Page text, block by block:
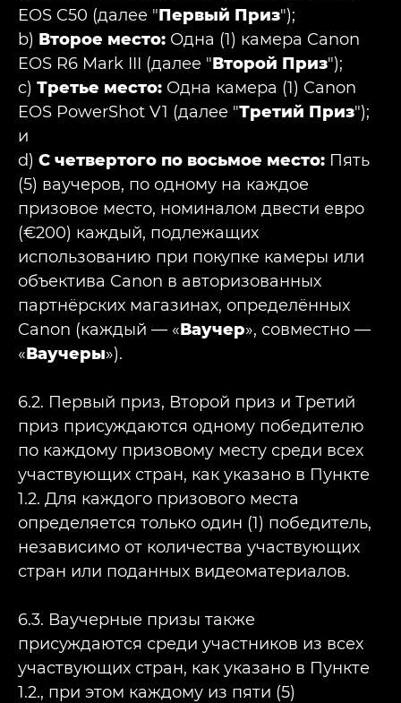
EOS C50 (далее "Первый Приз");
b) Второе место: Одна (1) камера Canon
EOS R6 Mark III (далее "Второй Приз");
c) Третье место: Одна камера (1) Canon
EOS PowerShot V1 (далее "Третий Приз");
и
d) С четвертого по восьмое место: Пять
(5) ваучеров, по одному на каждое
призовое место, номиналом двести евро
(€200) каждый, подлежащих
использованию при покупке камеры или
объектива Canon в авторизованных
партнёрских магазинах, определённых
Canon (каждый — «Ваучер», совместно —
«Ваучеры»).
6.2. Первый приз, Второй приз и Третий
приз присуждаются одному победителю
по каждому призовому месту среди всех
участвующих стран, как указано в Пункте
1.2. Для каждого призового места
определяется только один (1) победитель,
независимо от количества участвующих
стран или поданных видеоматериалов.
6.3. Ваучерные призы также
присуждаются среди участников из всех
участвующих стран, как указано в Пункте
1.2., при этом каждому из пяти (5)